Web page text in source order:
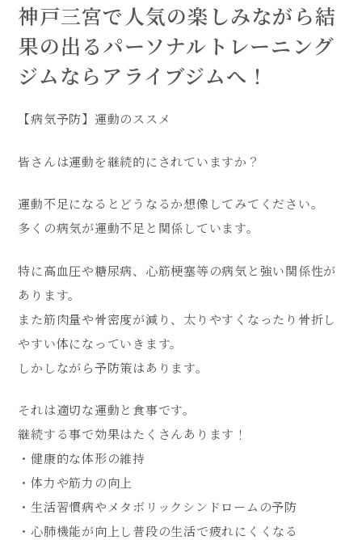
神戸三宮で人気の楽しみながら結
果の出るパーソナルトレーニング
ジムならアライブジムへ！
【病気予防】運動のススメ
皆さんは運動を継続的にされていますか？
運動不足になるとどうなるか想像してみてください。
多くの病気が運動不足と関係しています。
特に高血圧や糖尿病、心筋梗塞等の病気と強い関係性が
あります。
また筋肉量や骨密度が減り、太りやすくなったり骨折し
やすい体になっていきます。
しかしながら予防策はあります。
それは適切な運動と食事です。
継続する事で効果はたくさんあります！
・健康的な体形の維持
・体力や筋力の向上
・生活習慣病やメタボリックシンドロームの予防
・心肺機能が向上し普段の生活で疲れにくくなる